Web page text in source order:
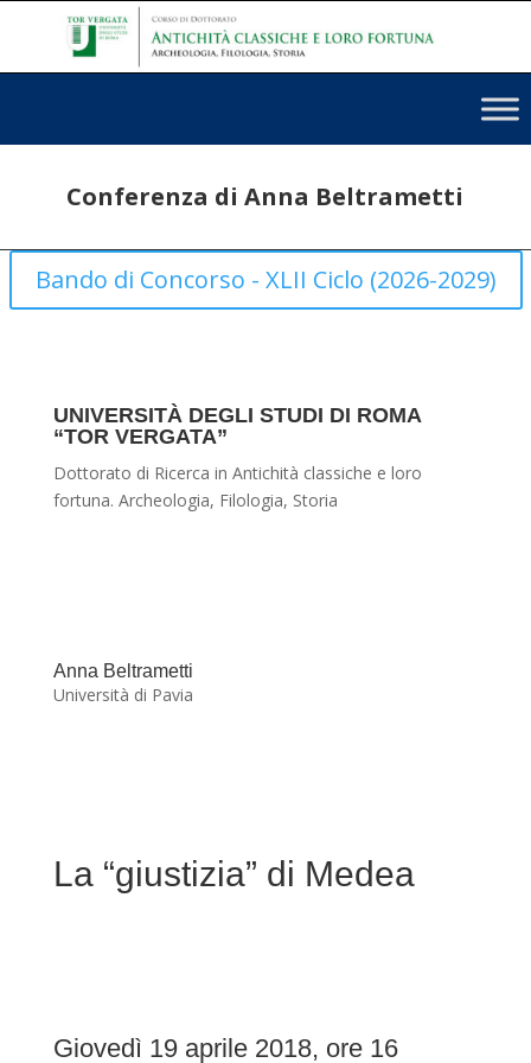
Conferenza di Anna Beltrametti
Bando di Concorso - XLII Ciclo (2026-2029)
UNIVERSITÀ DEGLI STUDI DI ROMA
“TOR VERGATA”
Dottorato di Ricerca in Antichità classiche e loro
fortuna. Archeologia, Filologia, Storia
Anna Beltrametti
Università di Pavia
La “giustizia” di Medea
Giovedì 19 aprile 2018, ore 16